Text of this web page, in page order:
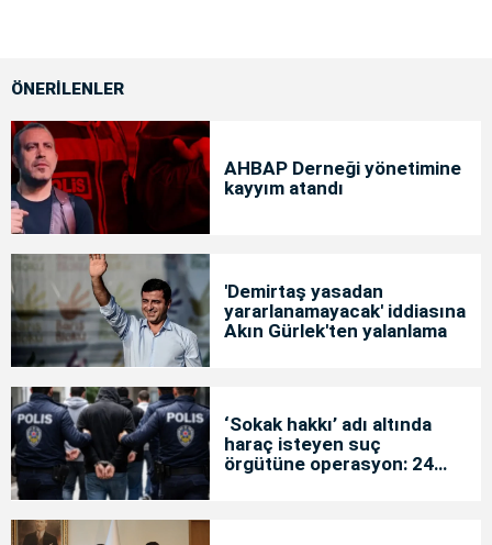
ÖNERİLENLER
AHBAP Derneği yönetimine
kayyım atandı
'Demirtaş yasadan
yararlanamayacak' iddiasına
Akın Gürlek'ten yalanlama
‘Sokak hakkı’ adı altında
haraç isteyen suç
örgütüne operasyon: 24